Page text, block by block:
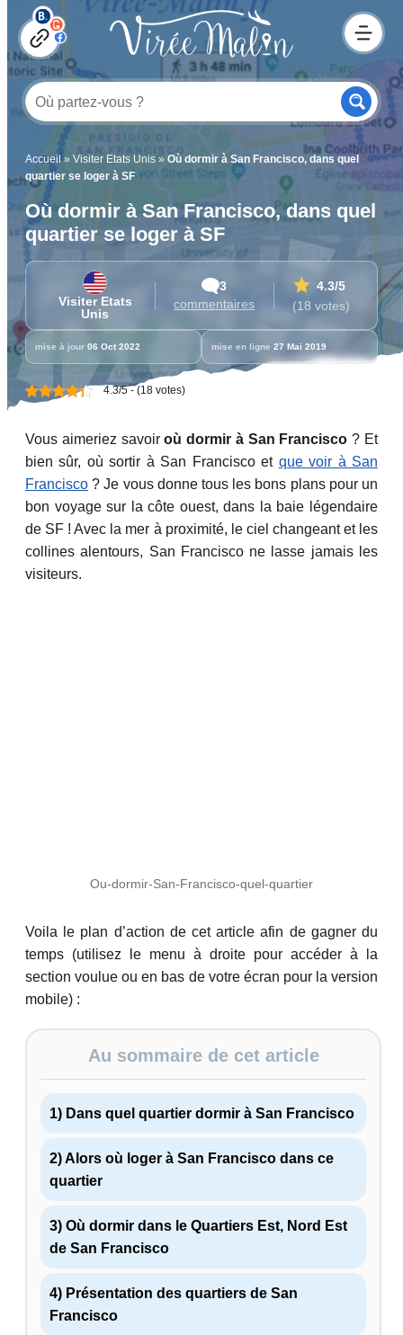
Accueil» Visiter Etats Unis » Où dormir à San Francisco, dans quel
quartier se loger à SF
Où dormir à San Francisco, dans quel
quartier se loger à SF
Visiter Etats
Unis
3
commentaires
4.3/5
(18 votes)
mise à jour 06 Oct 2022 mise en ligne 27 Mai 2019
4.3/5 - (18 votes)
Vous aimeriez savoiroù dormir à San Francisco ? Et
bien sûr, où sortir à San Francisco et que voir à San
Francisco ? Je vous donne tous les bons plans pour un
bon voyage sur la côte ouest, dans la baie légendaire
de SF ! Avec la mer à proximité, le ciel changeant et les
collines alentours, San Francisco ne lasse jamais les
visiteurs.
Ou-dormir-San-Francisco-quel-quartier
Voila le plan d’action de cet article afin de gagner du
temps (utilisez le menu à droite pour accéder à la
section voulue ou en bas de votre écran pour la version
mobile) :
Au sommaire de cet article
1) Dans quel quartier dormir à San Francisco
2) Alors où loger à San Francisco dans ce
quartier
3) Où dormir dans le Quartiers Est, Nord Est
de San Francisco
4) Présentation des quartiers de San
Francisco